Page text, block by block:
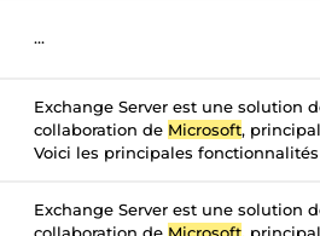
...
Exchange Server est une solution
collaboration de Microsoft,
Voici les principales
Exchange Server est une solution